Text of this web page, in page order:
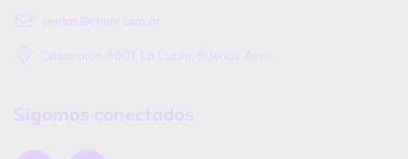
ventas@chimi.com.ar
Catamarca 3601, La Lucila, Buenos Aires
Sigamos conectados